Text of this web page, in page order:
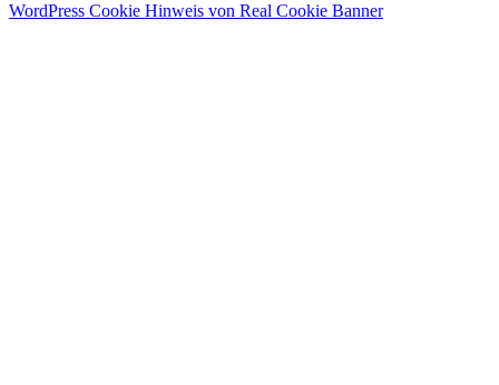
WordPress Cookie Hinweis von Real Cookie Banner